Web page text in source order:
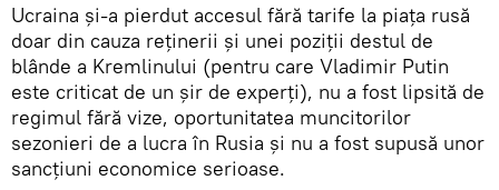
Ucraina și-a pierdut accesul fără tarife la piața rusă
doar din cauza reținerii și unei poziții destul de
blânde a Kremlinului (pentru care Vladimir Putin
este criticat de un șir de experți), nu a fost lipsită de
regimul fără vize, oportunitatea muncitorilor
sezonieri de a lucra în Rusia și nu a fost supusă unor
sancțiuni economice serioase.